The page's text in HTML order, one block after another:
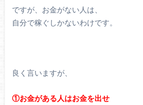
ですが、お金がない人は、
自分で稼ぐしかないわけです。
良く言いますが、
①お金がある人はお金を出せ